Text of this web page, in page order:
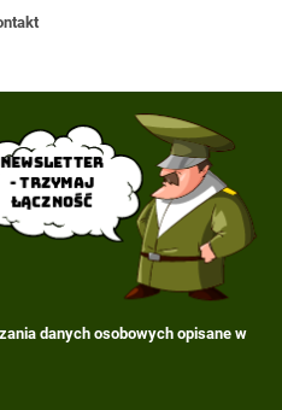
danych osobowych opisane w
Newsletter
- trzymaj
łączność